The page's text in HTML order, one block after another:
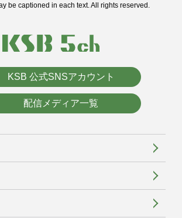
be captioned in each text. All rights reserved.
KSB 公式SNSアカウント
配信メディア一覧